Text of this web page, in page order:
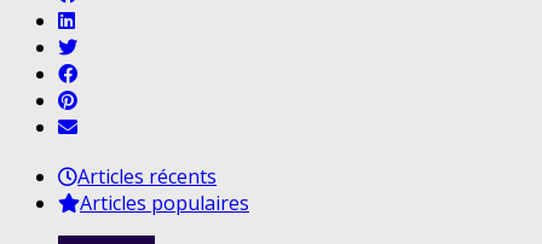
Articles récents
Articles populaires